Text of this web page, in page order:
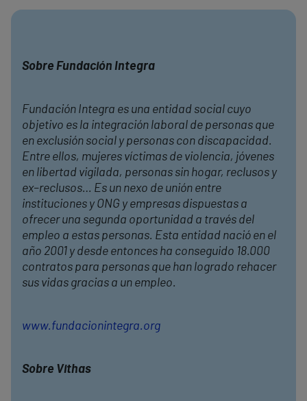
Sobre Fundación Integra
Fundación Integra es una entidad social cuyo
objetivo es la integración laboral de personas que
en exclusión social y personas con discapacidad.
Entre ellos, mujeres víctimas de violencia, jóvenes
en libertad vigilada, personas sin hogar, reclusos y
ex–reclusos… Es un nexo de unión entre
instituciones y ONG y empresas dispuestas a
ofrecer una segunda oportunidad a través del
empleo a estas personas. Esta entidad nació en el
año 2001 y desde entonces ha conseguido 18.000
contratos para personas que han logrado rehacer
sus vidas gracias a un empleo.
www.fundacionintegra.org
Sobre Vithas